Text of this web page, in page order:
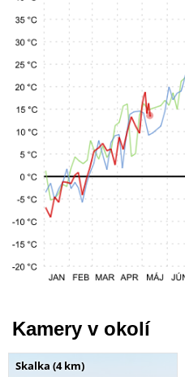
Kamery v okolí
Skalka (4 km)